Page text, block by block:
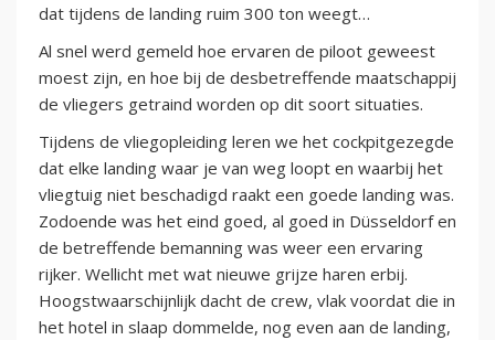
dat tijdens de landing ruim 300 ton weegt…
Al snel werd gemeld hoe ervaren de piloot geweest
moest zijn, en hoe bij de desbetreffende maatschappij
de vliegers getraind worden op dit soort situaties.
Tijdens de vliegopleiding leren we het cockpitgezegde
dat elke landing waar je van weg loopt en waarbij het
vliegtuig niet beschadigd raakt een goede landing was.
Zodoende was het eind goed, al goed in Düsseldorf en
de betreffende bemanning was weer een ervaring
rijker. Wellicht met wat nieuwe grijze haren erbij.
Hoogstwaarschijnlijk dacht de crew, vlak voordat die in
het hotel in slaap dommelde, nog even aan de landing,